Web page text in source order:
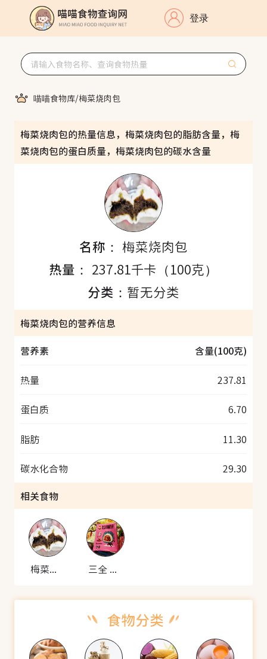
登录
喵喵食物库/梅菜烧肉包
梅菜烧肉包的热量信息，梅菜烧肉包的脂肪含量，梅
菜烧肉包的蛋白质量，梅菜烧肉包的碳水含量
名称： 梅菜烧肉包
热量： 237.81千卡（100克）
分类： 暂无分类
梅菜烧肉包的营养信息
营养素
含量(100克)
热量 237.81
蛋白质 6.70
脂肪 11.30
碳水化合物
29.30
相关食物
梅菜烧肉包 三全 大块肉解馋包(梅菜烧肉包)